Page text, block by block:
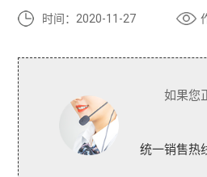
时间：2020-11-27
如果您
统一销售热